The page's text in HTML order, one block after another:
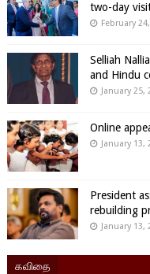
two-day
February
Selliah
and Hindu
January 25,
Online
January 13,
President
rebuilding
January 13,
கவிதை